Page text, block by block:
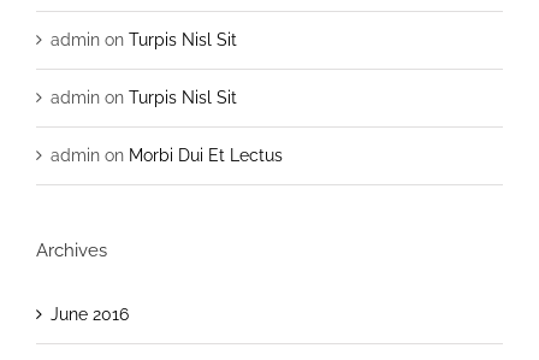
admin on Turpis Nisl Sit
admin on Turpis Nisl Sit
admin on Morbi Dui Et Lectus
Archives
June 2016